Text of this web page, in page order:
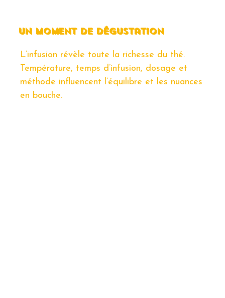
un moment de dégustation
L’infusion révèle toute la richesse du thé.
Température, temps d’infusion, dosage et
méthode influencent l’équilibre et les nuances
en bouche.